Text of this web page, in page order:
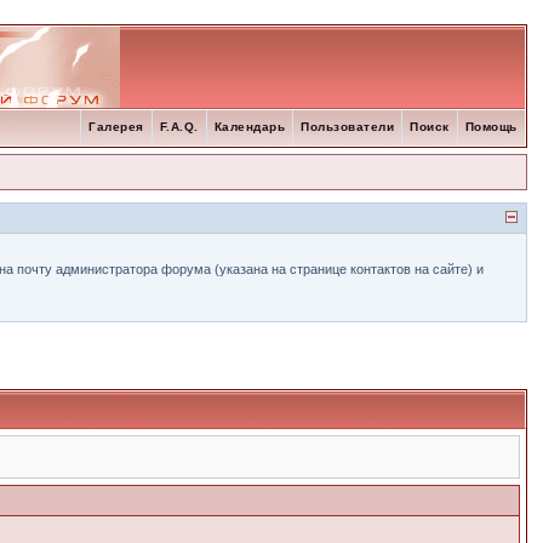
Помощь
Поиск
Пользователи
Календарь
F.A.Q.
Галерея
администратора форума (указана на странице контактов на сайте) и